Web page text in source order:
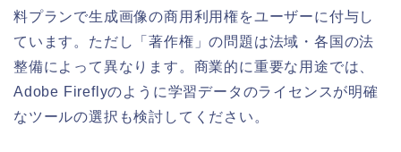
料プランで生成画像の商用利用権をユーザーに付与し
ています。ただし「著作権」の問題は法域・各国の法
整備によって異なります。商業的に重要な用途では、
Adobe Fireflyのように学習データのライセンスが明確
なツールの選択も検討してください。